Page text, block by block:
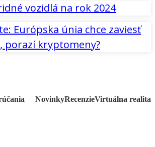
vozidlá na rok 2024
Európska únia chce zaviesť
porazí kryptomeny?
NovinkyRecenzieVirtuálna realita